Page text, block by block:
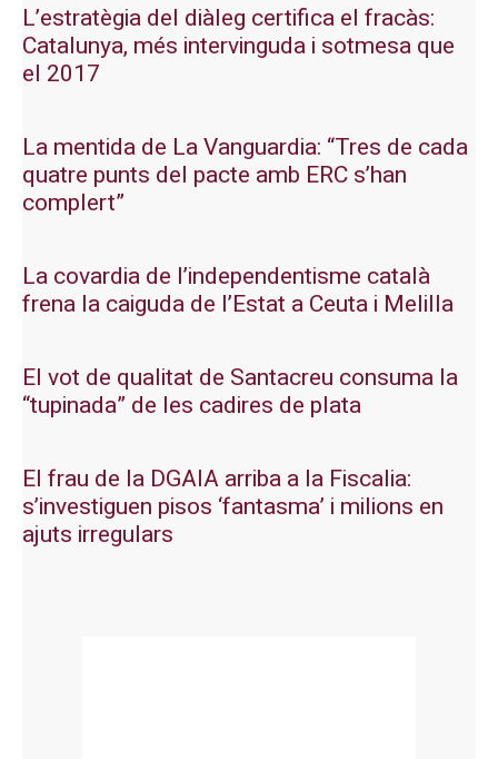
L’estratègia del diàleg certifica el fracàs:
Catalunya, més intervinguda i sotmesa que
el 2017
La mentida de La Vanguardia: “Tres de cada
quatre punts del pacte amb ERC s’han
complert”
La covardia de l’independentisme català
frena la caiguda de l’Estat a Ceuta i Melilla
El vot de qualitat de Santacreu consuma la
“tupinada” de les cadires de plata
El frau de la DGAIA arriba a la Fiscalia:
s’investiguen pisos ‘fantasma’ i milions en
ajuts irregulars